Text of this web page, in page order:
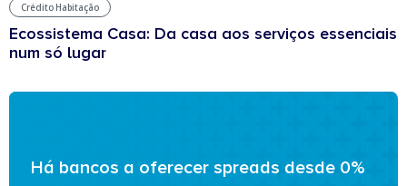
Crédito Habitação
Ecossistema Casa: Da casa aos serviços essenciais
num só lugar
Há bancos a oferecer spreads desde 0%